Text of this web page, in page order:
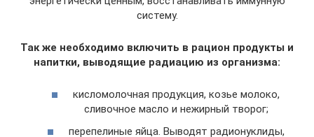
систему.
Так же необходимо включить в рацион продукты и
напитки, выводящие радиацию из организма:
кисломолочная продукция, козье молоко,
сливочное масло и нежирный творог;
перепелиные яйца. Выводят радионуклиды,